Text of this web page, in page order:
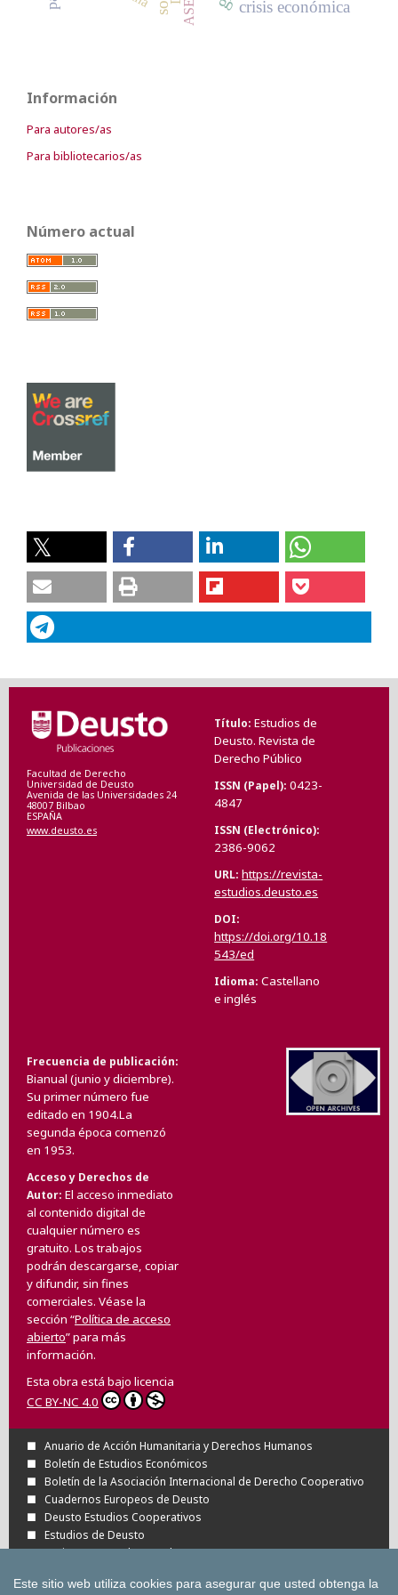
crisis económica
Información
Para autores/as
Para bibliotecarios/as
Número actual
Facultad de Derecho
Universidad de Deusto
Avenida de las Universidades 24
48007 Bilbao
ESPAÑA
www.deusto.es
Título Estudios de
Deusto. Revista de
Derecho Público
ISSN (Papel) 0423-
4847
ISSN (Electrónico)
2386-9062
URL https://revista-
estudios.deusto.es
DOI
https://doi.org/10.18
543/ed
Idioma Castellano
e inglés
Frecuencia de publicación
Bianual (junio y diciembre).
Su primer número fue
editado en 1904.La
segunda época comenzó
en 1953.
Acceso y Derechos de
Autor El acceso inmediato
al contenido digital de
cualquier número es
gratuito. Los trabajos
podrán descargarse, copiar
y difundir, sin fines
comerciales. Véase la
sección “Política de acceso
abierto” para más
información.
Esta obra está bajo licencia
CC BY-NC 4.0
Anuario de Acción Humanitaria y Derechos Humanos
Boletín de Estudios Económicos
Boletín de la Asociación Internacional de Derecho Cooperativo
Cuadernos Europeos de Deusto
Deusto Estudios Cooperativos
Estudios de Deusto
Revista Deusto de Derechos Humanos
Todas las Revistas Científicas de Deusto en
Este sitio web utiliza cookies para asegurar que usted obtenga la